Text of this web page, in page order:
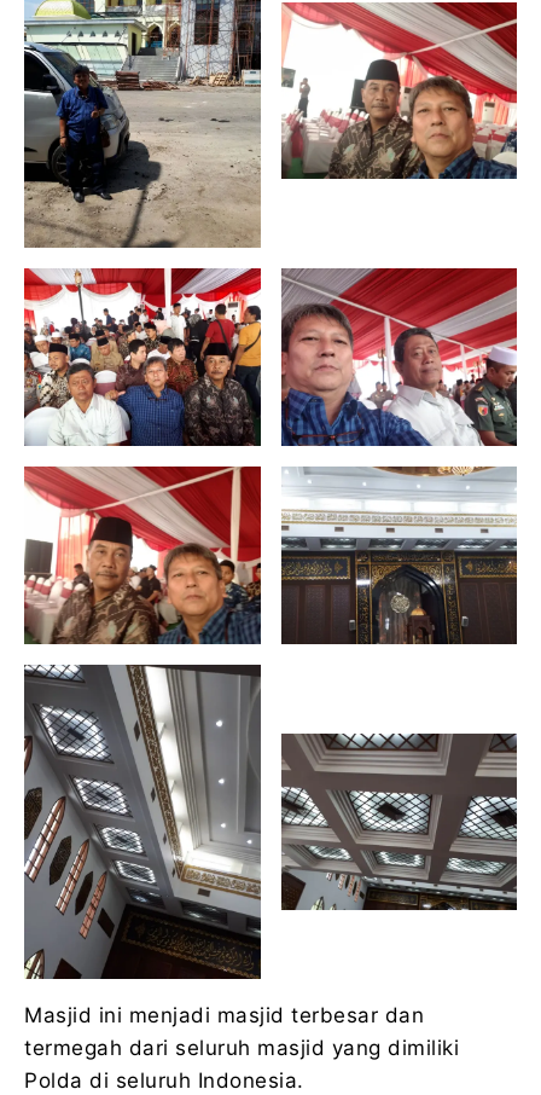
Masjid ini menjadi masjid terbesar dan
termegah dari seluruh masjid yang dimiliki
Polda di seluruh Indonesia.